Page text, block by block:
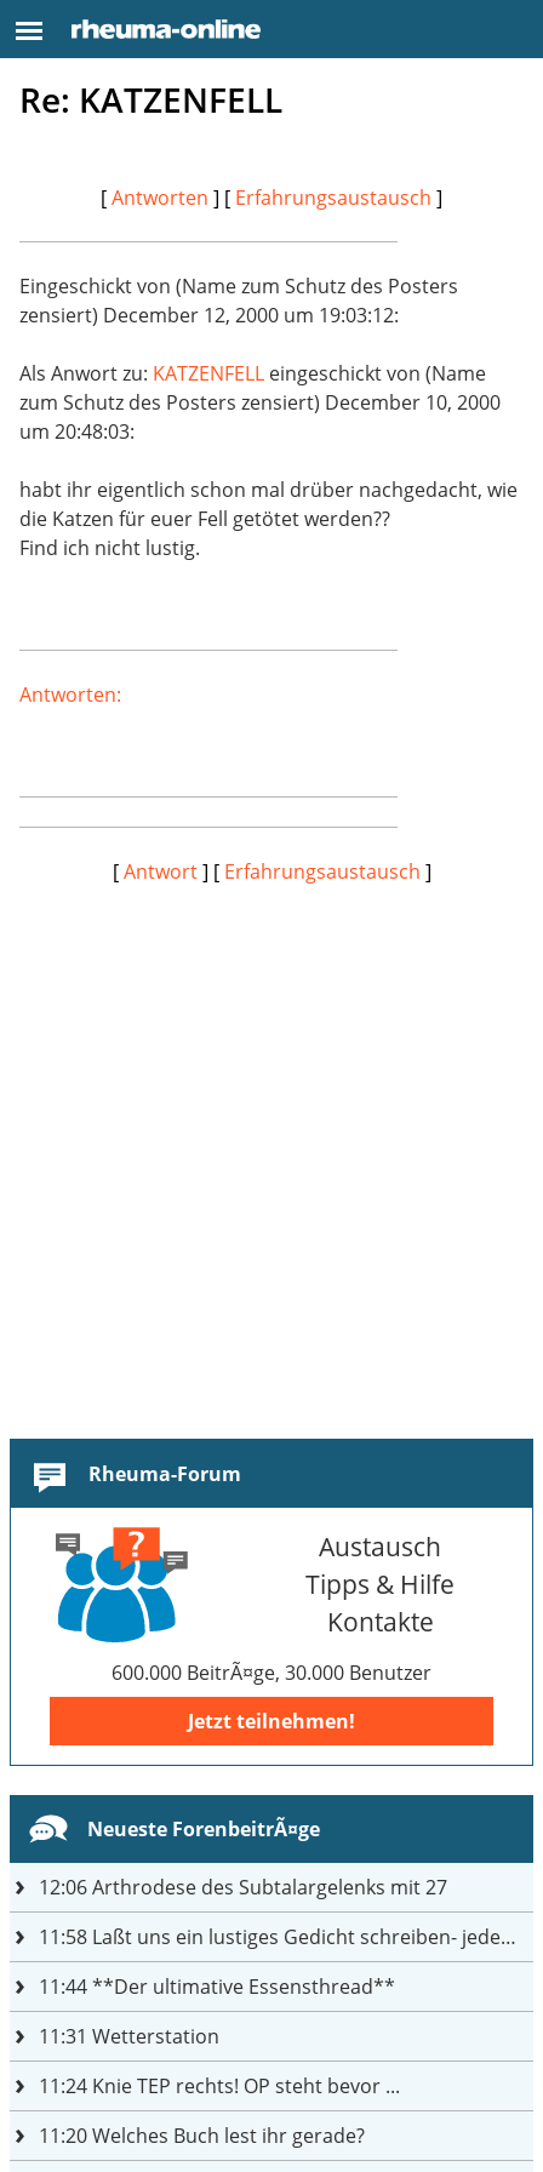
Re: KATZENFELL
[Antworten ] [ Erfahrungsaustausch ]
Eingeschickt von (Name zum Schutz des Posters
zensiert) December 12, 2000 um 19:03:12:
Als Anwort zu: KATZENFELL eingeschickt von (Name
zum Schutz des Posters zensiert) December 10, 2000
um 20:48:03:
habt ihr eigentlich schon mal drüber nachgedacht, wie
die Katzen für euer Fell getötet werden??
Find ich nicht lustig.
Antworten:
[Antwort] [ Erfahrungsaustausch ]
Rheuma-Forum
Austausch
Tipps & Hilfe
Kontakte
600.000 BeitrÃ¤ge, 30.000 Benutzer
Jetzt teilnehmen!
Neueste ForenbeitrÃ¤ge
12:06Arthrodese des Subtalargelenks mit 27
11:58 Laßt uns ein lustiges Gedicht schreiben- jeder einen Satz
11:44**Der ultimative Essensthread**
11:31 Wetterstation
11:24 Knie TEP rechts! OP steht bevor ...
11:20Welches Buch lest ihr gerade?